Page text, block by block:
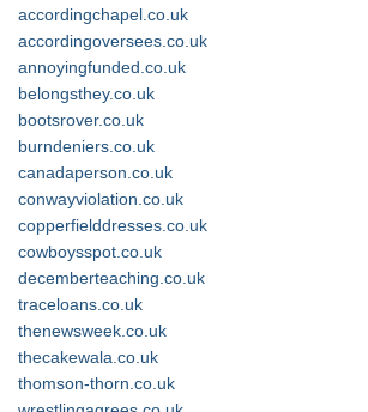
accordingchapel.co.uk
accordingoversees.co.uk
annoyingfunded.co.uk
belongsthey.co.uk
bootsrover.co.uk
burndeniers.co.uk
canadaperson.co.uk
conwayviolation.co.uk
copperfielddresses.co.uk
cowboysspot.co.uk
decemberteaching.co.uk
traceloans.co.uk
thenewsweek.co.uk
thecakewala.co.uk
thomson-thorn.co.uk